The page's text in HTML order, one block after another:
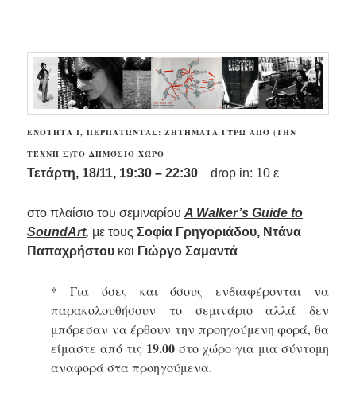
ΕΝΌΤΗΤΑ Ι, ΠΕΡΠΑΤΏΝΤΑΣ: ΖΗΤΉΜΑΤΑ ΓΎΡΩ ΑΠΌ (ΤΗΝ
ΤΈΧΝΗ Σ)ΤΟ ΔΗΜΌΣΙΟ ΧΏΡΟ
Τετάρτη, 18/11, 19:30 – 22:30 drop in: 10 ε
στο πλαίσιο του σεμιναρίουA Walker’s Guide to
SoundArt, με τουςΣοφία Γρηγοριάδου, Ντάνα
Παπαχρήστου και Γιώργο Σαμαντά
* Για όσες και όσους ενδιαφέρονται να
παρακολουθήσουν το σεμινάριο αλλά δεν
μπόρεσαν να έρθουν την προηγούμενη φορά, θα
είμαστε από τις 19.00στο χώρο για μια σύντομη
αναφορά στα προηγούμενα.